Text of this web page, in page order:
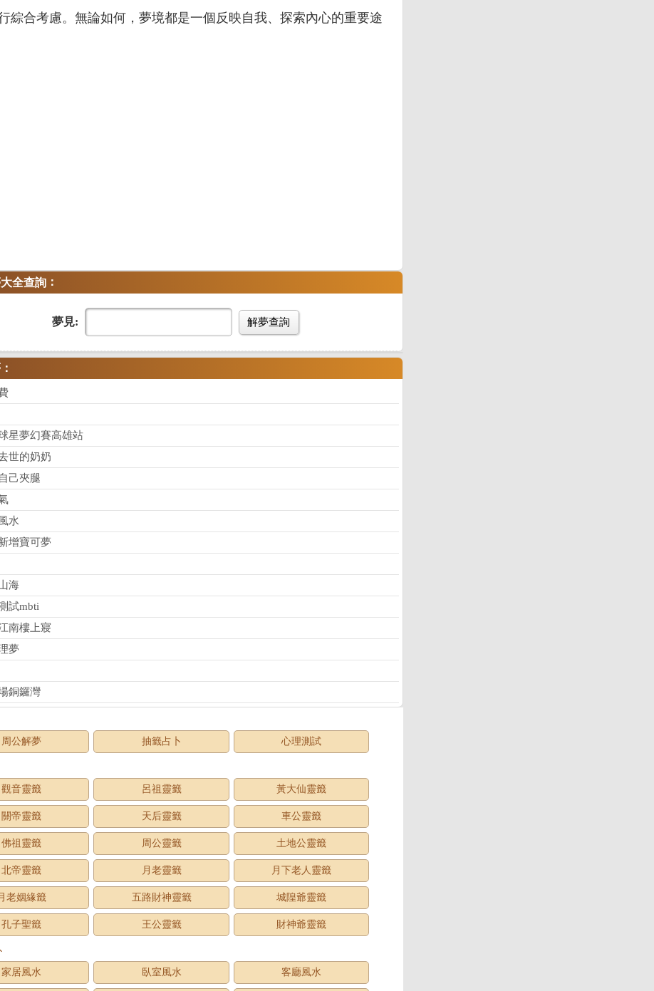
綜合考慮。無論如何，夢境都是一個反映自我、探索內心的重要途
全查詢 ：
夢見: 解夢查詢
星夢幻賽高雄站
世的奶奶
己夾腿
水
增寶可夢
海
試mbti
南樓上寢
夢
銅鑼灣
周公解夢
抽籤占卜 心理測試
觀音靈籤
呂祖靈籤 黃大仙靈籤
關帝靈籤 天后靈籤 車公靈籤
佛祖靈籤 周公靈籤 土地公靈籤
北帝靈籤 月老靈籤 月下老人靈籤
老姻緣籤 五路財神靈籤 城隍爺靈籤
孔子聖籤 王公靈籤 財神爺靈籤
家居風水
臥室風水 客廳風水